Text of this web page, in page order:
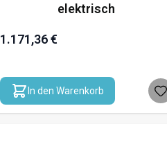
elektrisch
1.171,36 €
In den Warenkorb